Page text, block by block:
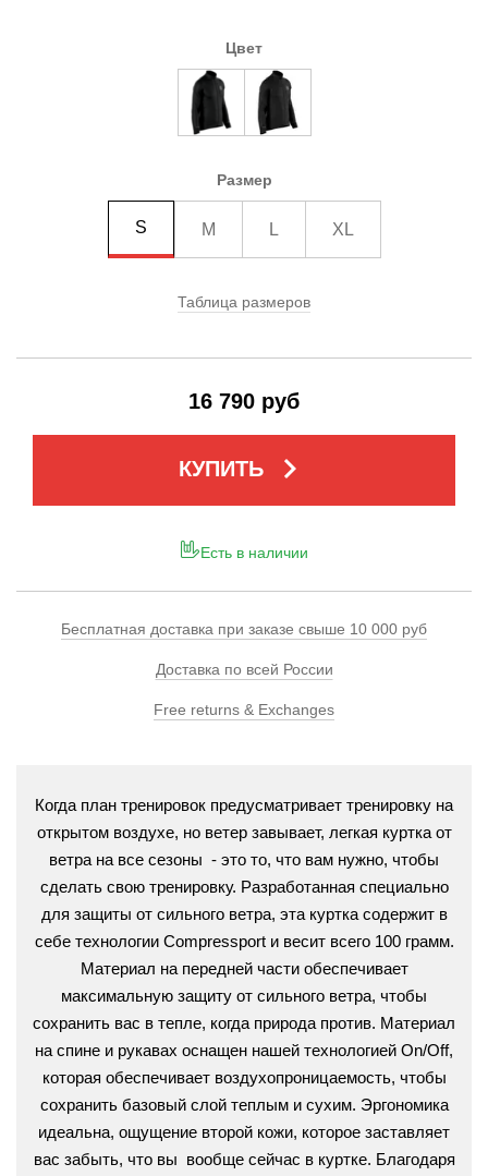
Цвет
Размер
S M L XL
Таблица размеров
16 790 руб
КУПИТЬ keyboard_arrow_right
Есть в наличии
Бесплатная доставка при заказе свыше 10 000 руб
Доставка по всей России
Free returns & Exchanges
Когда план тренировок предусматривает тренировку на
открытом воздухе, но ветер завывает, легкая куртка от
ветра на все сезоны - это то, что вам нужно, чтобы
сделать свою тренировку. Разработанная специально
для защиты от сильного ветра, эта куртка содержит в
себе технологии Compressport и весит всего 100 грамм.
Материал на передней части обеспечивает
максимальную защиту от сильного ветра, чтобы
сохранить вас в тепле, когда природа против. Материал
на спине и рукавах оснащен нашей технологией On/Off,
которая обеспечивает воздухопроницаемость, чтобы
сохранить базовый слой теплым и сухим. Эргономика
идеальна, ощущение второй кожи, которое заставляет
вас забыть, что вы вообще сейчас в куртке. Благодаря